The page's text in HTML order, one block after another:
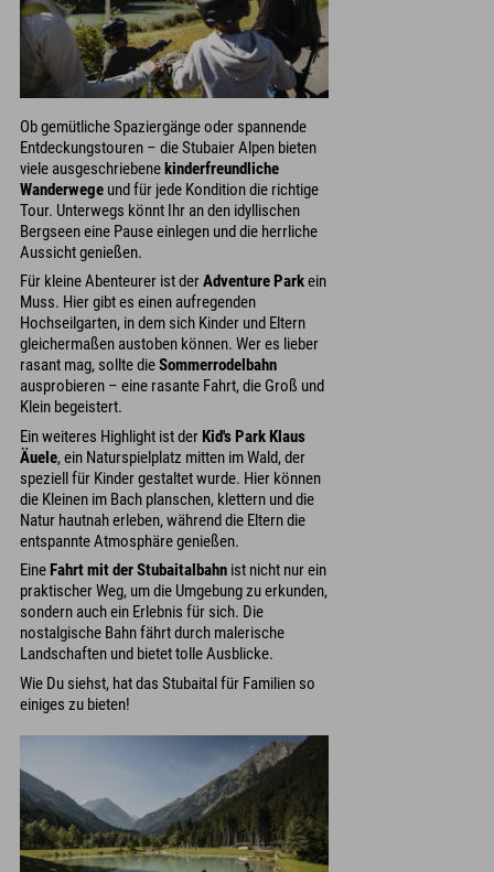
Ob gemütliche Spaziergänge oder spannende
Entdeckungstouren – die Stubaier Alpen bieten
viele ausgeschriebenekinderfreundliche
Wanderwege und für jede Kondition die richtige
Tour. Unterwegs könnt Ihr an den idyllischen
Bergseen eine Pause einlegen und die herrliche
Aussicht genießen.
Für kleine Abenteurer ist derAdventure Parkein
Muss. Hier gibt es einen aufregenden
Hochseilgarten, in dem sich Kinder und Eltern
gleichermaßen austoben können. Wer es lieber
rasant mag, sollte dieSommerrodelbahn
ausprobieren – eine rasante Fahrt, die Groß und
Klein begeistert.
Ein weiteres Highlight ist derKid's Park Klaus
Äuele, ein Naturspielplatz mitten im Wald, der
speziell für Kinder gestaltet wurde. Hier können
die Kleinen im Bach planschen, klettern und die
Natur hautnah erleben, während die Eltern die
entspannte Atmosphäre genießen.
EineFahrt mit der Stubaitalbahn ist nicht nur ein
praktischer Weg, um die Umgebung zu erkunden,
sondern auch ein Erlebnis für sich. Die
nostalgische Bahn fährt durch malerische
Landschaften und bietet tolle Ausblicke.
Wie Du siehst, hat das Stubaital für Familien so
einiges zu bieten!